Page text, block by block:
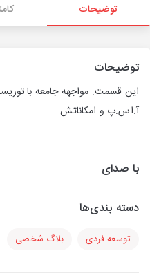
توضیحات
توضیحات
این قسمت: مواجهه جامعه با
آ.اس.پ و امکاناتش
با صدای
دسته بندی‌ها
توسعه فردی بلاگ شخصی